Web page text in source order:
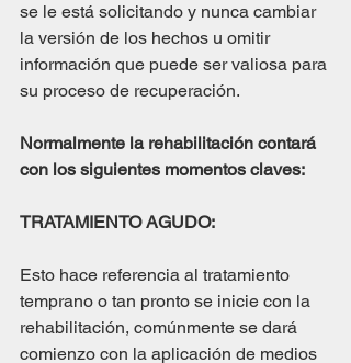
se le está solicitando y nunca cambiar
la versión de los hechos u omitir
información que puede ser valiosa para
su proceso de recuperación.
Normalmente la rehabilitación contará
con los siguientes momentos claves:
TRATAMIENTO AGUDO:
Esto hace referencia al tratamiento
temprano o tan pronto se inicie con la
rehabilitación, comúnmente se dará
comienzo con la aplicación de medios